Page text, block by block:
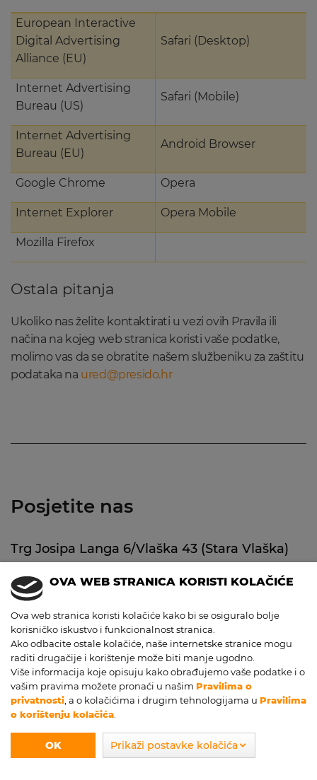
European Interactive
Digital Advertising
Alliance (EU)
Safari (Desktop)
Internet Advertising
Bureau (US)
Safari (Mobile)
Internet Advertising
Bureau (EU)
Android Browser
Google Chrome
Opera
Internet Explorer
Opera Mobile
Mozilla Firefox
Ostala pitanja
Ukoliko nas želite kontaktirati u vezi ovih Pravila ili
načina na kojeg web stranica koristi vaše podatke,
molimo vas da se obratite našem službeniku za zaštitu
podataka na ured@presido.hr
Posjetite nas
Trg Josipa Langa 6/Vlaška 43 (Stara Vlaška)
Zagreb, 10000 Hrvatska
+385 1 7000 355
obrok@obrok.hr
Parkinggaraža Langov trg.
O'brok
@2019-2023.
Pravila privatnosti
Pravila o korištenju kolačića
OVA WEB STRANICA KORISTI KOLAČIĆE
Ova web stranica koristi kolačiće kako bi se osiguralo bolje
korisničko iskustvo i funkcionalnost stranica.
Ako odbacite ostale kolačiće, naše internetske stranice mogu
raditi drugačije i korištenje može biti manje ugodno.
Više informacija koje opisuju kako obrađujemo vaše podatke i o
vašim pravima možete pronaći u našim Pravilima o
privatnosti , a o kolačićima i drugim tehnologijama u Pravilima
o korištenju kolačića
OK Prikaži postavke kolačića